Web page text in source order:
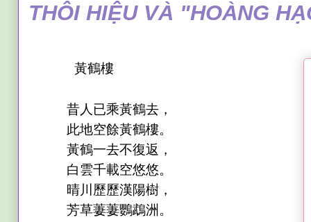
THÔI HIỆU VÀ "HOÀNG
黃鶴樓
昔人已乘黃鶴去，
此地空餘黃鶴樓。
黃鶴一去不復返，
白雲千載空悠悠。
晴川歷歷漢陽樹，
芳草萋萋鸚鵡洲。